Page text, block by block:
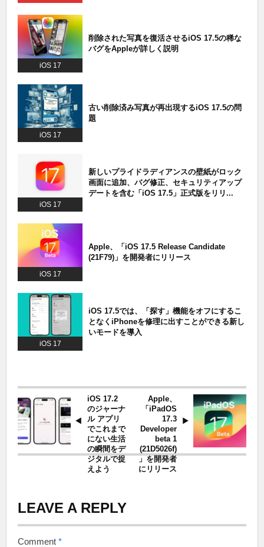
iOS 17
削除された写真を復活させるiOS 17.5の稀な
バグをAppleが詳しく説明
iOS 17
古い削除済み写真が再出現するiOS 17.5の問
題
iOS 17
新しいプライドラディアンスの壁紙がロック
画面に追加、バグ修正、セキュリティアップ
デートを含む「iOS 17.5」正式版をリリ...
iOS 17
Apple、「iOS 17.5 Release Candidate
(21F79)」を開発者にリリース
iOS 17
iOS 17.5では、「探す」機能をオフにするこ
となくiPhoneを修理に出すことができる新し
いモードを導入
iOS 17.2
のジャーナ
ル アプリ
でこれまで
にない生活
の瞬間をデ
ジタルで捉
えよう
Apple、
「iPadOS
17.3
Developer
beta 1
(21D5026f)
」を開発者
にリリース
LEAVE A REPLY
Comment *